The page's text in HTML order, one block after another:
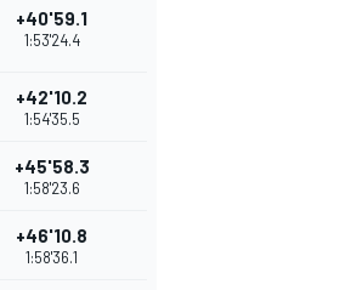
+40'59.1
1:53'24.4
+42'10.2
1:54'35.5
+45'58.3
1:58'23.6
+46'10.8
1:58'36.1